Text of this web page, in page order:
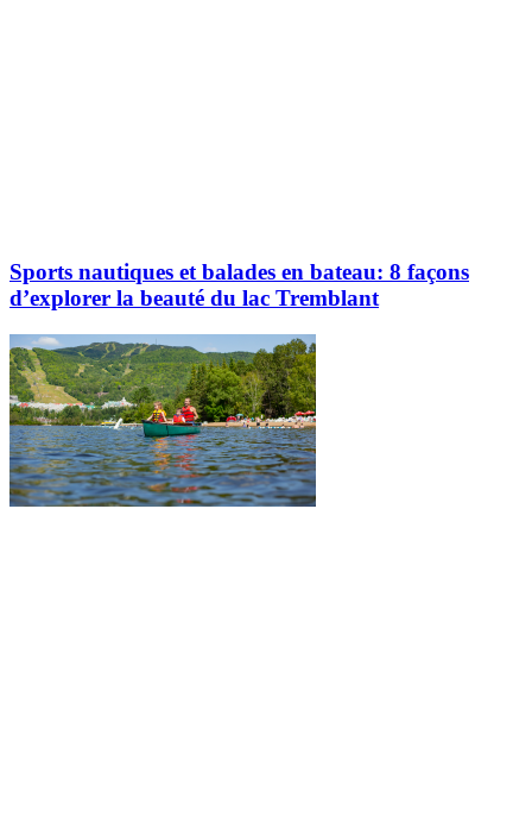
Sports nautiques et balades en bateau: 8 façons
d’explorer la beauté du lac Tremblant